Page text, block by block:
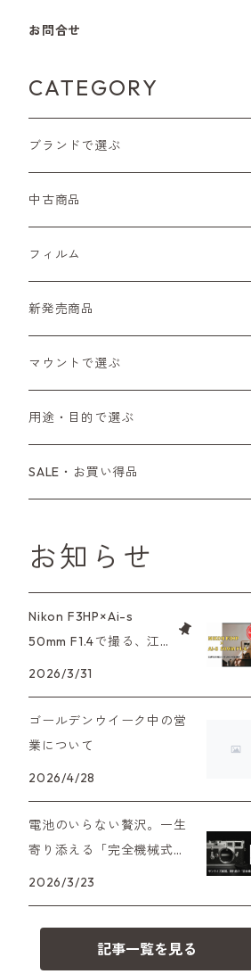
お問合せ
CATEGORY
ブランドで選ぶ
Nikon（ニコン）
Sシリーズ
Fシリーズ（一桁＋F100）
Canon（キヤノン）
レンジファインダー（7、P）
PENTAX（ペンタックス）
SL、SP
K2、KX、KM
M42単焦点レンズ
CONTAX（コンタックス）
G1、G2
Tシリーズ
MINOLTA（ミノルタ）
コンパクト
α7、α9、X700
OLYMPUS（オリンパス）
PENシリーズ
XAシリーズ
35DC、35SP
PEN F、FT
OM-1
HEXAR
Leica（ライカ）
Mシリーズ
minilux
ド）
35シリーズ
RICOH（リコー）
Voigtlander（フォクトレンダー）
BESSA
YASHICA（ヤシカ）
中古商品
フィルムカメラ
一眼レフカメラ（マニュアルフォーカス）
一眼レフカメラ（オートフォーカス）
ス）
デジタルカメラ
デジタルカメラ
一眼カメラ
ミラーレスカメラ
マニュアルレンズ
一眼レンズ
レンジファインダーレンズ
大判レンズ
レンズその他
オートフォーカスレンズ
一眼レンズ
マウントアダプター
フィルム
レンズ付きフィルム
35mm（135）カラーネガ
35mm（135）白黒ネガ
35mm（135）カラーリバーサル
新発売商品
フィルムカメラ
レンズ付きフィルム
アクセサリー・付属品
マウントで選ぶ
M42
L39
FD（キヤノン）
OM（オリンパス）
A（ミノルタ（ソニー））
MD（ミノルタ）
K（ペンタックス）
CY（ヤシカコンタックス）
用途・目的で選ぶ
初心者の方へもおすすめ！
SALE・お買い得品
お知らせ
Nikon F3HP×Ai-s
50mm F1.4で撮る、江
戸東京たてもの園。ノ
2026/3/31
ゴールデンウイーク中の営
業について
2026/4/28
電池のいらない贅沢。一生
寄り添える「完全機械式」
フィルムカメラの名機7選
2026/3/23
記事一覧を見る